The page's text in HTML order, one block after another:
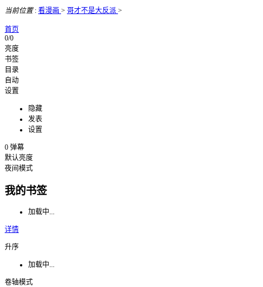
当前位置: 看漫画 > 哥才不是大反派 >
首页
0/0
亮度
书签
目录
自动
设置
隐藏
发表
设置
0 弹幕
默认亮度
夜间模式
我的书签
加载中...
详情
升序
加载中...
卷轴模式